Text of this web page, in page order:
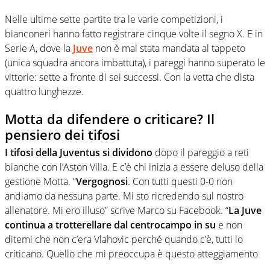
Nelle ultime sette partite tra le varie competizioni, i
bianconeri hanno fatto registrare cinque volte il segno X. E in
Serie A, dove la Juve non è mai stata mandata al tappeto
(unica squadra ancora imbattuta), i pareggi hanno superato le
vittorie: sette a fronte di sei successi. Con la vetta che dista
quattro lunghezze.
Motta da difendere o criticare? Il
pensiero dei tifosi
I tifosi della Juventus si dividono dopo il pareggio a reti
bianche con l’Aston Villa. E c’è chi inizia a essere deluso della
gestione Motta. “Vergognosi. Con tutti questi 0-0 non
andiamo da nessuna parte. Mi sto ricredendo sul nostro
allenatore. Mi ero illuso” scrive Marco su Facebook. “La Juve
continua a trotterellare dal centrocampo in su e non
ditemi che non c’era Vlahovic perché quando c’è, tutti lo
criticano. Quello che mi preoccupa è questo atteggiamento